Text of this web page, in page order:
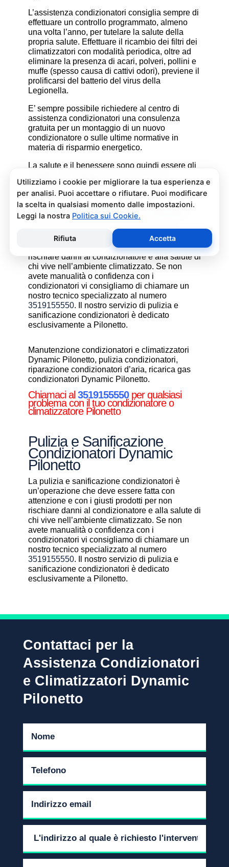
L’assistenza condizionatori consiglia sempre di
effettuare un controllo programmato, almeno
una volta l’anno, per tutelare la salute della
propria salute. Effettuare il ricambio dei filtri dei
climatizzatori con modalità periodica, oltre ad
eliminare la presenza di acari, polveri, pollini e
muffe (spesso causa di cattivi odori), previene il
prolificarsi del batterio del virus della
Legionella.
E’ sempre possibile richiedere al centro di
assistenza condizionatori una consulenza
gratuita per un montaggio di un nuovo
condizionatore o sulle ultime normative in
materia di risparmio energetico.
La salute e il benessere sono quindi essere gli
assistenza condizionatori.
Pulizia e Sanificazione
Condizionatori Dynamic Pilonetto
La pulizia e sanificazione condizionatori è
un’operazione che deve essere fatta con
attenzione e con i giusti prodotti per non
rischiare danni al condizionatore e alla salute di
chi vive nell’ambiente climatizzato. Se non
avete manualità o confidenza con i
condizionatori vi consigliamo di chiamare un
nostro tecnico specializzato al numero
3519155550. Il nostro servizio di pulizia e
sanificazione condizionatori è dedicato
esclusivamente a Pilonetto.
Manutenzione condizionatori e climatizzatori
Dynamic Pilonetto, pulizia condizionatori,
riparazione condizionatori d’aria, ricarica gas
condizionatori Dynamic Pilonetto.
Chiamaci al 3519155550per qualsiasi
problema con il tuo condizionatore o
climatizzatore Pilonetto
Pulizia e Sanificazione
Condizionatori Dynamic
Pilonetto
La pulizia e sanificazione condizionatori è
un’operazione che deve essere fatta con
attenzione e con i giusti prodotti per non
rischiare danni al condizionatore e alla salute di
chi vive nell’ambiente climatizzato. Se non
avete manualità o confidenza con i
condizionatori vi consigliamo di chiamare un
nostro tecnico specializzato al numero
3519155550. Il nostro servizio di pulizia e
sanificazione condizionatori è dedicato
esclusivamente a Pilonetto.
Contattaci per la
Assistenza Condizionatori
e Climatizzatori Dynamic
Pilonetto